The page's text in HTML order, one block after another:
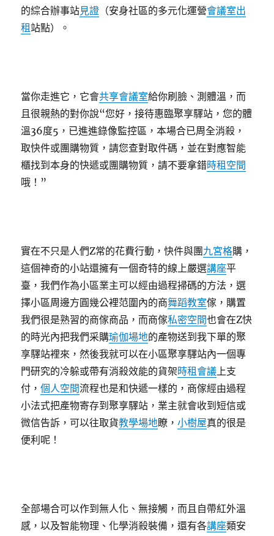
的綜合辦事站見證 （安身社區的多元化運營會議室出
租 站點）。
當你走進它，它會共享會議室給你刷臉、測體溫，而
且很親熱的對你說“您好，接待惠臨聚享驛站，您的體
溫36度5，已進進錄像監控區，本場合已周全消殺，
取快件或團購物質，請您查對取件碼，並在對應智能
櫃找到本身的快遞或團購物質，請不要拿錯時租空間
哦！”
實在不只是人們Z常的花費行動，快件與團九宮格購，
這個神奇的小站還擁有一個奇特的線上嚴選講座平
臺，我們作為小區業主可以經由過程掃碼的方法，選
擇小區周邊方圓幾公裡范圍內的商舞蹈教室傢，購置
我們很是熟習的商傢商品，而商傢私密空間也會在Z快
的時光內把我們采購瑜伽場地的產物送到我下單的聚
享驛站裡來，然後我就可以在小區聚享驛站內一個專
門研究的冷躲或帶有消殺效能的貨架時租會議上支
付，個人空間流程也是和快遞一樣的，商傢經由過程
小法式把產物寄存到聚享驛站，業主就會收到短信或
微信告訴，可以往取貨教學場地瞭，小樹屋真的很是
便利呢！
全部場合可以作到無人化、無接觸，而且自帶紅外溫
感，以及智能物理、化學消殺裝備，還有各講座類安